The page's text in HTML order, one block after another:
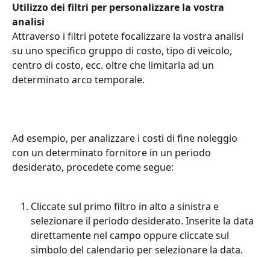
Utilizzo dei filtri per personalizzare la vostra
analisi
Attraverso i filtri potete focalizzare la vostra analisi
su uno specifico gruppo di costo, tipo di veicolo,
centro di costo, ecc. oltre che limitarla ad un
determinato arco temporale.
Ad esempio, per analizzare i costi di fine noleggio
con un determinato fornitore in un periodo
desiderato, procedete come segue:
Cliccate sul primo filtro in alto a sinistra e
selezionare il periodo desiderato. Inserite la data
direttamente nel campo oppure cliccate sul
simbolo del calendario per selezionare la data.